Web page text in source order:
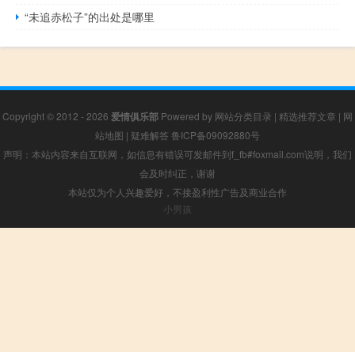
“未追赤松子”的出处是哪里
Copyright © 2012 - 2026 爱情俱乐部 Powered by 网站分类目录 | 精选推荐文章 | 网
站地图 | 疑难解答 鲁ICP备09092880号
声明：本站内容来自互联网，如信息有错误可发邮件到f_fb#foxmail.com说明，我们
会及时纠正，谢谢
本站仅为个人兴趣爱好，不接盈利性广告及商业合作
小男孩